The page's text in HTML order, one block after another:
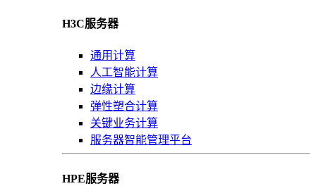
H3C服务器
通用计算
人工智能计算
边缘计算
弹性塑合计算
关键业务计算
服务器智能管理平台
HPE服务器